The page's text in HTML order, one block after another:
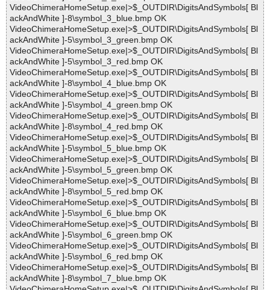
VideoChimeraHomeSetup.exe|>$_OUTDIR\DigitsAndSymbols[ Bl
ackAndWhite ]-8\symbol_3_blue.bmp OK
VideoChimeraHomeSetup.exe|>$_OUTDIR\DigitsAndSymbols[ Bl
ackAndWhite ]-5\symbol_3_green.bmp OK
VideoChimeraHomeSetup.exe|>$_OUTDIR\DigitsAndSymbols[ Bl
ackAndWhite ]-5\symbol_3_red.bmp OK
VideoChimeraHomeSetup.exe|>$_OUTDIR\DigitsAndSymbols[ Bl
ackAndWhite ]-8\symbol_4_blue.bmp OK
VideoChimeraHomeSetup.exe|>$_OUTDIR\DigitsAndSymbols[ Bl
ackAndWhite ]-5\symbol_4_green.bmp OK
VideoChimeraHomeSetup.exe|>$_OUTDIR\DigitsAndSymbols[ Bl
ackAndWhite ]-8\symbol_4_red.bmp OK
VideoChimeraHomeSetup.exe|>$_OUTDIR\DigitsAndSymbols[ Bl
ackAndWhite ]-5\symbol_5_blue.bmp OK
VideoChimeraHomeSetup.exe|>$_OUTDIR\DigitsAndSymbols[ Bl
ackAndWhite ]-5\symbol_5_green.bmp OK
VideoChimeraHomeSetup.exe|>$_OUTDIR\DigitsAndSymbols[ Bl
ackAndWhite ]-8\symbol_5_red.bmp OK
VideoChimeraHomeSetup.exe|>$_OUTDIR\DigitsAndSymbols[ Bl
ackAndWhite ]-5\symbol_6_blue.bmp OK
VideoChimeraHomeSetup.exe|>$_OUTDIR\DigitsAndSymbols[ Bl
ackAndWhite ]-5\symbol_6_green.bmp OK
VideoChimeraHomeSetup.exe|>$_OUTDIR\DigitsAndSymbols[ Bl
ackAndWhite ]-5\symbol_6_red.bmp OK
VideoChimeraHomeSetup.exe|>$_OUTDIR\DigitsAndSymbols[ Bl
ackAndWhite ]-8\symbol_7_blue.bmp OK